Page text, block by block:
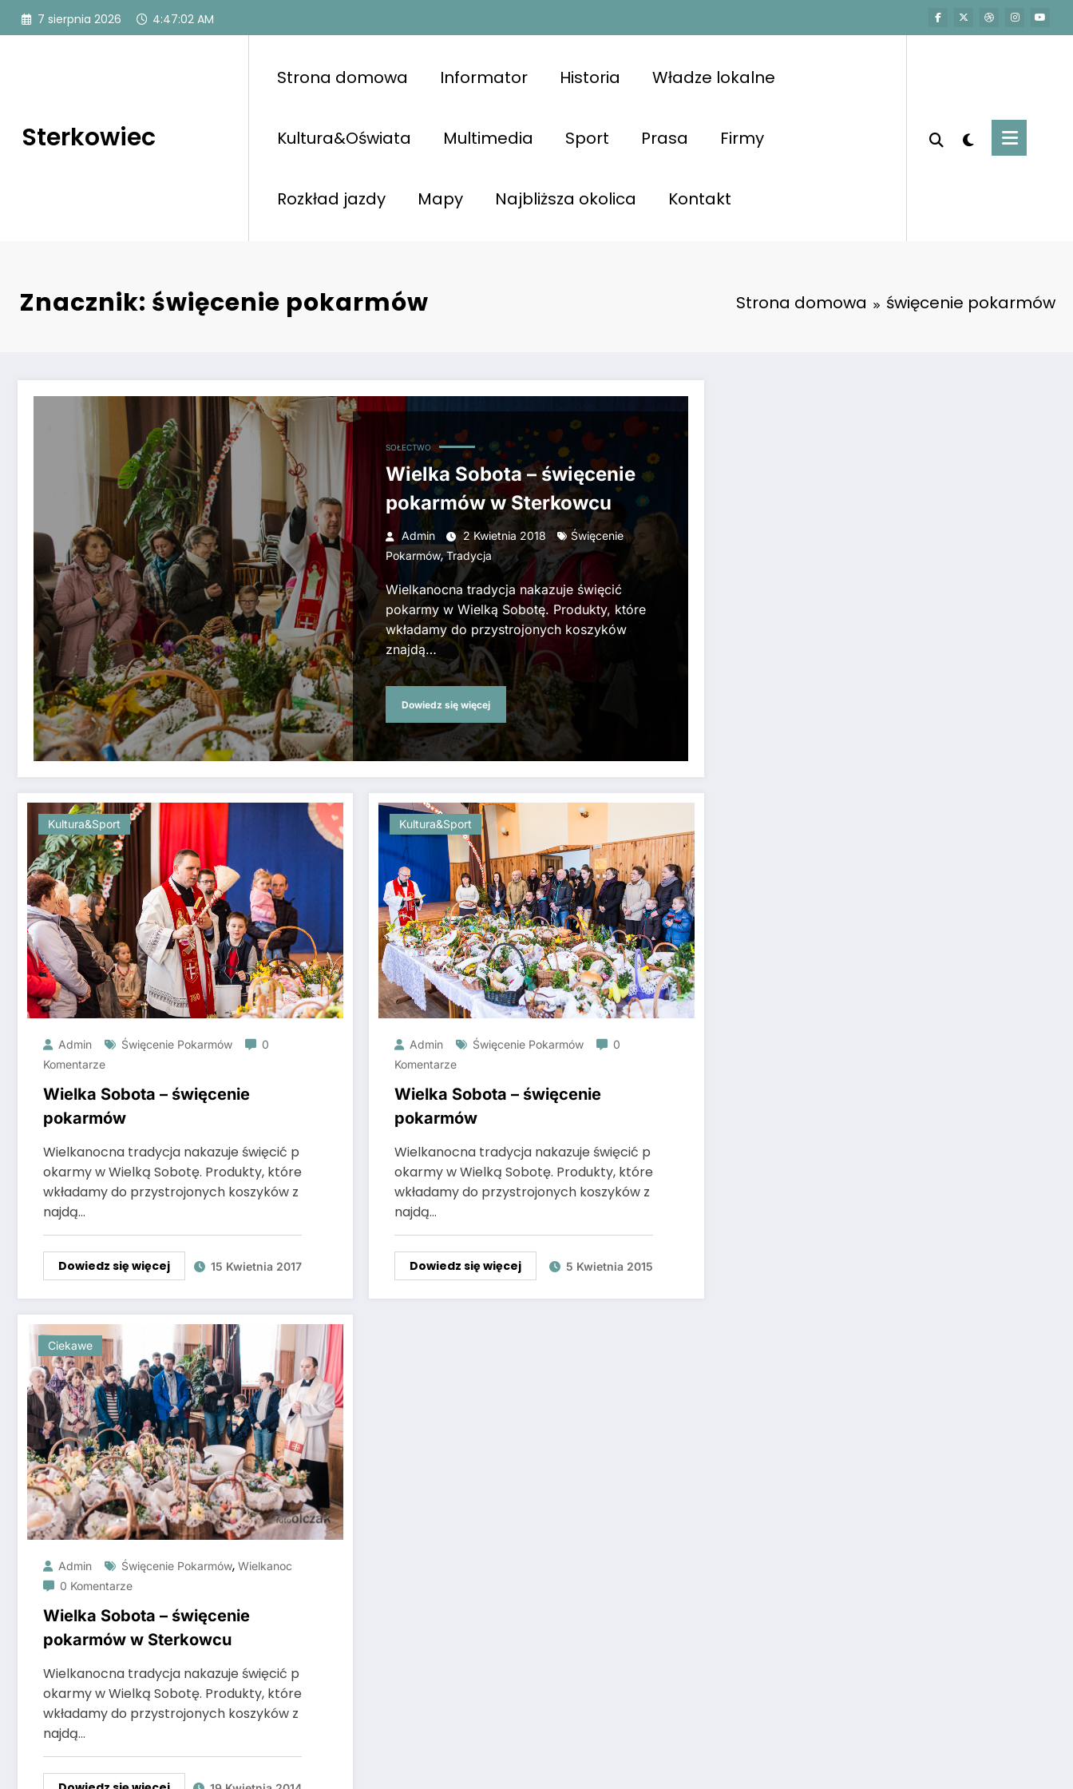
Przejdź
7 sierpnia 2026 4:47:03 AM
Sterkowiec
Strona domowa Informator Historia Władze lokalne
Kultura&Oświata Multimedia Sport Prasa Firmy
Rozkład jazdy Mapy Najbliższa okolica Kontakt
Znacznik: święcenie pokarmów Strona domowa święcenie pokarmów
SOŁECTWO
Wielka Sobota – święcenie
pokarmów w Sterkowcu
Admin 2 Kwietnia 2018
Święcenie
Pokarmów,Tradycja
Wielkanocna tradycja nakazuje święcić
pokarmy w Wielką Sobotę. Produkty, które
wkładamy do przystrojonych koszyków
znajdą…
Dowiedz się więcej
Kultura&sport
Admin Święcenie Pokarmów
0
Komentarze
Wielka Sobota – święcenie
pokarmów
Wielkanocna tradycja nakazuje święcić p
okarmy w Wielką Sobotę. Produkty, które
wkładamy do przystrojonych koszyków z
najdą…
Dowiedz się więcej 15 Kwietnia 2017
Kultura&sport
Admin Święcenie Pokarmów
0
Komentarze
Wielka Sobota – święcenie
pokarmów
Wielkanocna tradycja nakazuje święcić p
okarmy w Wielką Sobotę. Produkty, które
wkładamy do przystrojonych koszyków z
najdą…
Dowiedz się więcej 5 Kwietnia 2015
Ciekawe
Admin Święcenie Pokarmów, Wielkanoc
0 Komentarze
Wielka Sobota – święcenie
pokarmów w Sterkowcu
Wielkanocna tradycja nakazuje święcić p
okarmy w Wielką Sobotę. Produkty, które
wkładamy do przystrojonych koszyków z
najdą…